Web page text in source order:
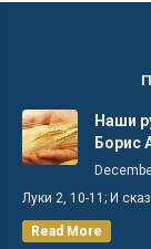
Наши
Борис
Луки 2, 10-11; И
Read More